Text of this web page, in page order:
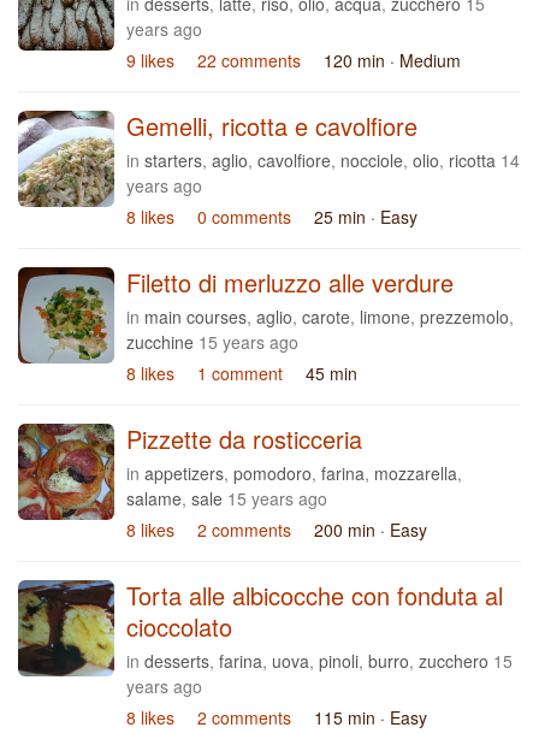
years ago
9 likes
22 comments 120 min · Medium
Gemelli, ricotta e cavolfiore
in starters, aglio, cavolfiore, nocciole, olio, ricotta 14
years ago
8 likes
0 comments 25 min · Easy
Filetto di merluzzo alle verdure
in main courses, aglio, carote, limone, prezzemolo,
zucchine 15 years ago
8 likes
1 comment 45 min
Pizzette da rosticceria
in appetizers, pomodoro, farina, mozzarella,
salame, sale 15 years ago
8 likes
2 comments 200 min · Easy
Torta alle albicocche con fonduta al
cioccolato
in desserts, farina, uova, pinoli, burro, zucchero 15
years ago
8 likes
2 comments 115 min · Easy